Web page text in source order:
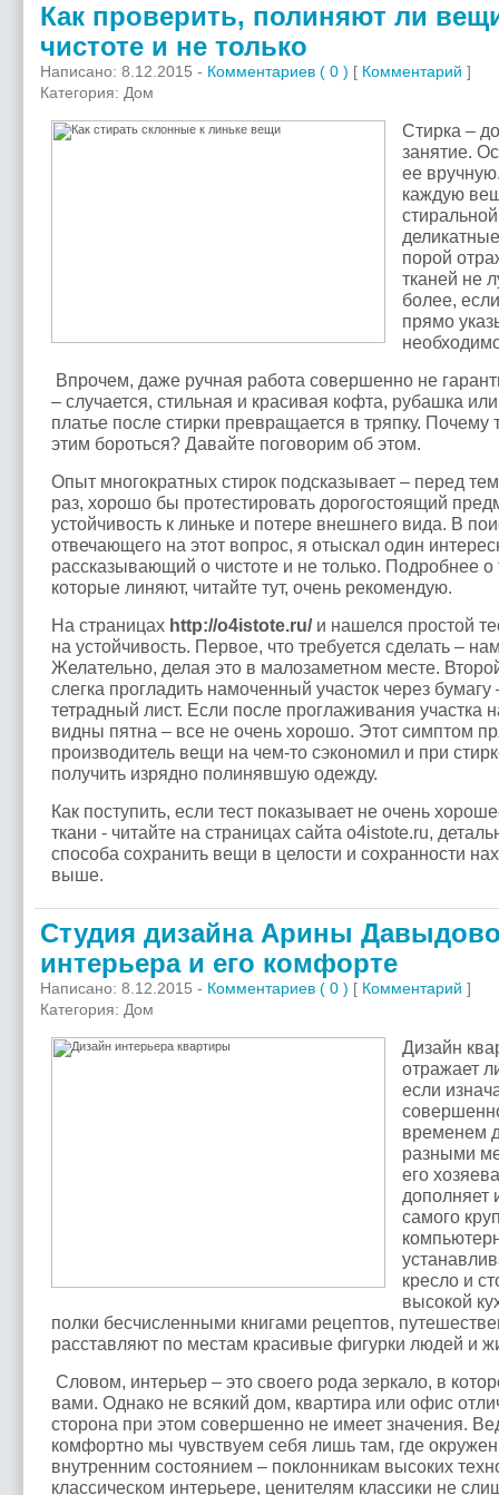
Как проверить, полиняют ли
чистоте и не только
Написано: 8.12.2015 - Комментариев ( 0 ) [ Комментарий ]
Категория: Дом
Стирка –
занятие.
ее
каждую
порой
тканей не
более,
прямо
Впрочем, даже ручная работа совершенно не
– случается, стильная и красивая кофта, рубашка
платье после стирки превращается в тряпку. Почему
этим бороться? Давайте поговорим об этом.
Опыт многократных стирок подсказывает – перед
раз, хорошо бы протестировать дорогостоящий
устойчивость к линьке и потере внешнего вида. В
отвечающего на этот вопрос, я отыскал один
рассказывающий о чистоте и не только. Подробнее о
которые линяют, читайте тут, очень рекомендую.
На страницах http://o4istote.ru/ и нашелся простой
на устойчивость. Первое, что требуется сделать –
Желательно, делая это в малозаметном месте.
слегка прогладить намоченный участок через
тетрадный лист. Если после проглаживания участка
видны пятна – все не очень хорошо. Этот симптом
производитель вещи на чем-то сэкономил и при
получить изрядно полинявшую одежду.
Как поступить, если тест показывает не очень
ткани - читайте на страницах сайта o4istote.ru,
способа сохранить вещи в целости и сохранности
выше.
Студия дизайна Арины
интерьера и его комфорте
Написано: 8.12.2015 - Комментариев ( 0 ) [ Комментарий ]
Категория: Дом
Дизайн
отражает
если
временем
разными
его
дополняет
самого
кресло и
высокой
полки бесчисленными книгами рецептов,
расставляют по местам красивые фигурки людей и
Словом, интерьер – это своего рода зеркало, в
вами. Однако не всякий дом, квартира или офис
сторона при этом совершенно не имеет значения.
комфортно мы чувствуем себя лишь там, где
внутренним состоянием – поклонникам высоких
классическом интерьере, ценителям классики не